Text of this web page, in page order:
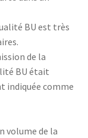
BU est très
de la
BU était
indiquée comme
volume de la